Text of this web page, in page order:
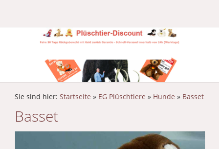
Sie sind hier: Startseite » EG Plüschtiere » Hunde » Basset
Basset